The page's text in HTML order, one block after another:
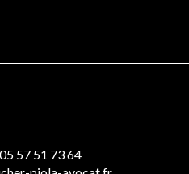
57 51 73 64